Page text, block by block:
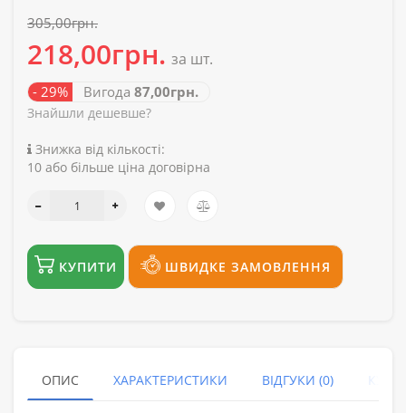
305,00грн.
218,00грн. за шт.
- 29% Вигода 87,00грн.
Знайшли дешевше?
Знижка від кількості:
10 або більше ціна договірна
КУПИТИ ШВИДКЕ ЗАМОВЛЕННЯ
ОПИС ХАРАКТЕРИСТИКИ ВІДГУКИ (0)